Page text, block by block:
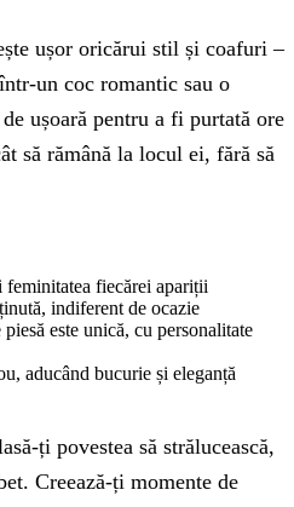
ușor oricărui stil și coafuri –
un coc romantic sau o
ușoară pentru a fi purtată ore
să rămână la locul ei, fără să
feminitatea fiecărei apariții
indiferent de ocazie
este unică, cu personalitate
aducând bucurie și eleganță
ți povestea să strălucească,
Creează-ți momente de